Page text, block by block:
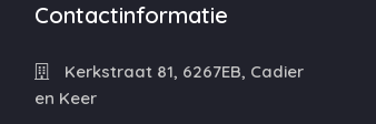
Contactinformatie
Kerkstraat 81, 6267EB, Cadier
en Keer